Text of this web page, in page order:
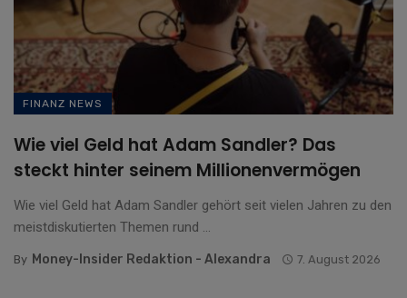
FINANZ NEWS
Wie viel Geld hat Adam Sandler? Das
steckt hinter seinem Millionenvermögen
Wie viel Geld hat Adam Sandler gehört seit vielen Jahren zu den
meistdiskutierten Themen rund ...
By Money-Insider Redaktion - Alexandra 7. August 2026